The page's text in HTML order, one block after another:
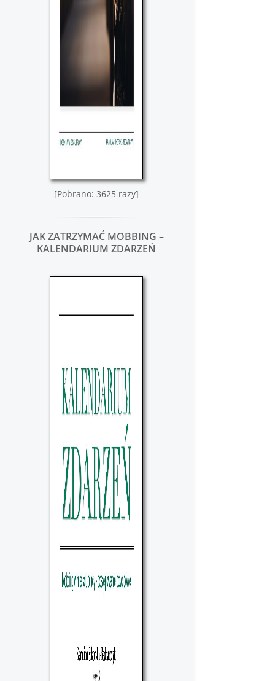
[Pobrano: 3625 razy]
JAK ZATRZYMAĆ MOBBING –
KALENDARIUM ZDARZEŃ